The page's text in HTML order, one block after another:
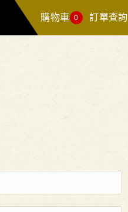
0
購物車 訂單查詢